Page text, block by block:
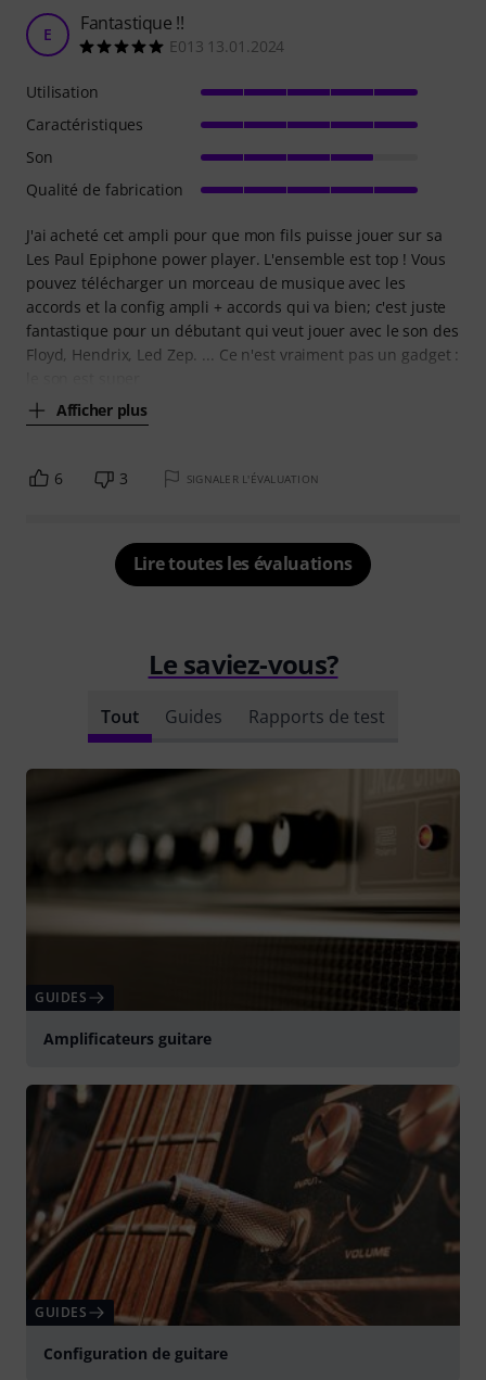
E Fantastique !!
E013 13.01.2024
J'ai acheté cet ampli pour que mon fils puisse jouer sur sa
Les Paul Epiphone power player. L'ensemble est top ! Vous
pouvez télécharger un morceau de musique avec les
accords et la config ampli + accords qui va bien; c'est juste
fantastique pour un débutant qui veut jouer avec le son des
Floyd, Hendrix, Led Zep. ... Ce n'est vraiment pas un gadget :
Afficher plus
Utilisation
Caractéristiques
Son
Qualité de fabrication
6 3 SIGNALER L'ÉVALUATION
Lire toutes les évaluations
Le saviez-vous?
Tout Guides Rapports de test
GUIDES
Amplificateurs guitare
GUIDES
Configuration de guitare